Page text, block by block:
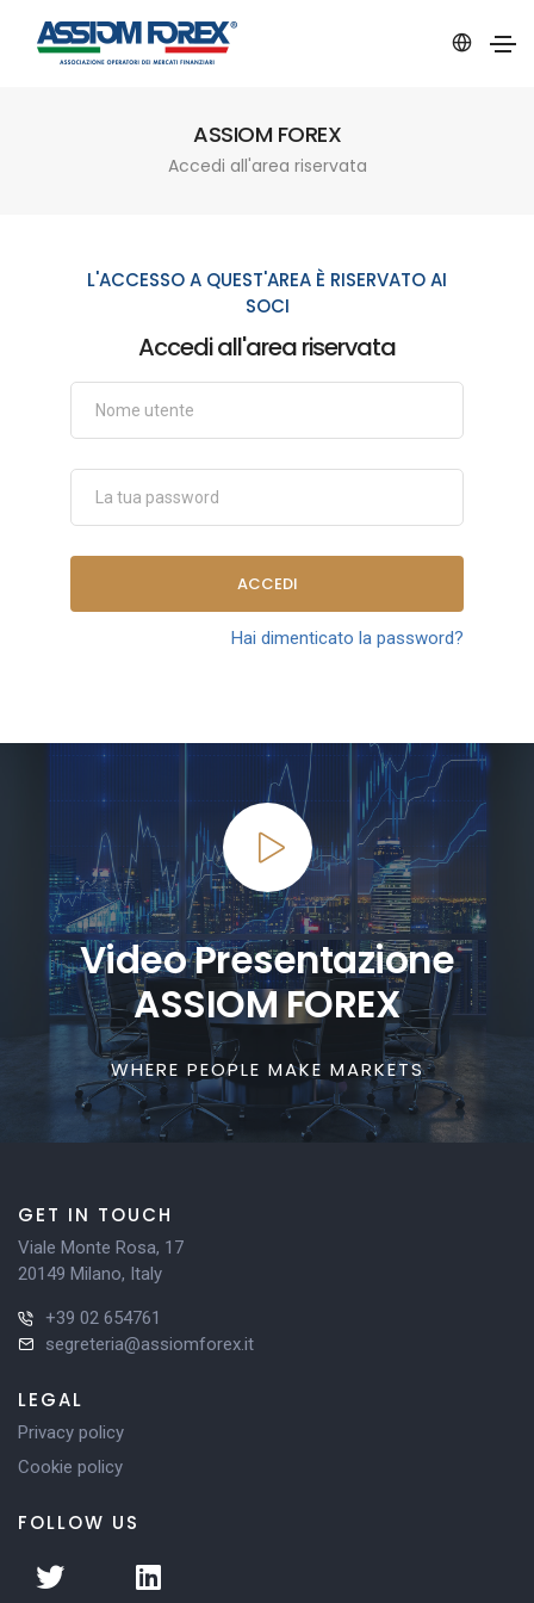
ASSIOM FOREX
Accedi all'area riservata
L'ACCESSO A QUEST'AREA È RISERVATO AI
SOCI
Accedi all'area riservata
ACCEDI
Hai dimenticato la password?
Video Presentazione
ASSIOM FOREX
WHERE PEOPLE MAKE MARKETS
GET IN TOUCH
Viale Monte Rosa, 17
20149 Milano, Italy
+39 02 654761
segreteria@assiomforex.it
LEGAL
Privacy policy
Cookie policy
FOLLOW US